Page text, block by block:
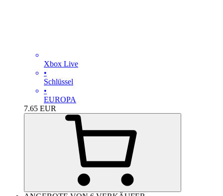
Xbox Live
•
Schlüssel
•
EUROPA
7.65 EUR